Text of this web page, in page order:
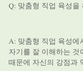
Q: 맞춤형 직업 육성을
A: 맞춤형 직업 육성에
자기를 잘 이해하는 것
때문에 자신의 강점과